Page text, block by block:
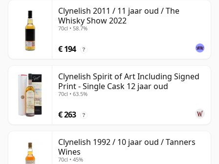
Clynelish 2011 / 11 jaar oud / The
Whisky Show 2022
70cl • 58.7%
€ 194 ?
Clynelish Spirit of Art Including Signed
Print - Single Cask 12 jaar oud
70cl • 63.5%
€ 263 ?
Clynelish 1992 / 10 jaar oud / Tanners
Wines
70cl • 45%